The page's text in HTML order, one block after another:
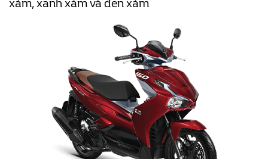
xám, xanh xám và đen xám